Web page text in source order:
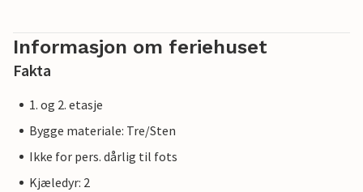
Informasjon om feriehuset
Fakta
1. og 2. etasje
Bygge materiale: Tre/Sten
Ikke for pers. dårlig til fots
Kjæledyr: 2